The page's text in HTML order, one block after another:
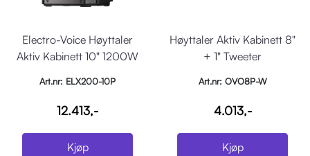
Electro-Voice Høyttaler
Aktiv Kabinett 10" 1200W
Art.nr: ELX200-10P
12.413,-
Kjøp
Høyttaler Aktiv Kabinett 8"
+ 1" Tweeter
Art.nr: OVO8P-W
4.013,-
Kjøp